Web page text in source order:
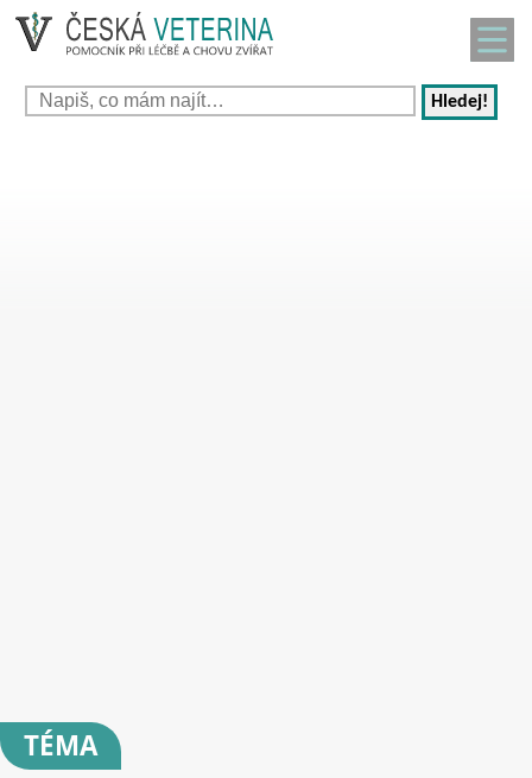
Hledej!
TÉMA